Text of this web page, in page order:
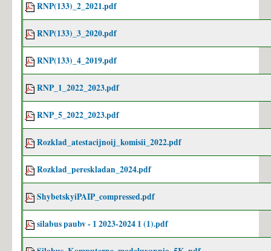
RNP(133)_2_2021.pdf
RNP(133)_3_2020.pdf
RNP(133)_4_2019.pdf
RNP_1_2022_2023.pdf
RNP_5_2022_2023.pdf
Rozklad_atestacijnoij_komisii_2022.pdf
Rozklad_pereskladan_2024.pdf
ShybetskyiPAIP_compressed.pdf
silabus paubv - 1 2023-2024 1 (1).pdf